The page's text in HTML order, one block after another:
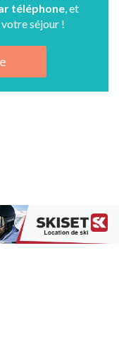
téléphone, et
séjour !